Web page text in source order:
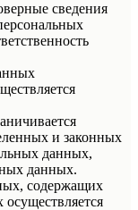
сведения
и законных
данных,
данных.
содержащих